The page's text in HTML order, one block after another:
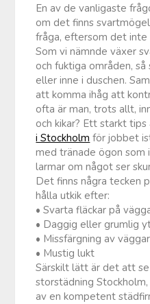
En av de vanligaste
om det finns
fråga, eftersom det
Som vi nämnde växer
och fuktiga områden,
eller inne i duschen.
att komma ihåg att
ofta är man, trots allt,
och kikar? Ett starkt
i Stockholm för jobbet
med tränade ögon som
larmar om något ser
Det finns några tecken
hålla utkik efter:
• Svarta fläckar på
• Daggig eller grumlig
• Missfärgning av
• Mustig lukt
Särskilt lätt är det att
storstädning
av en kompetent